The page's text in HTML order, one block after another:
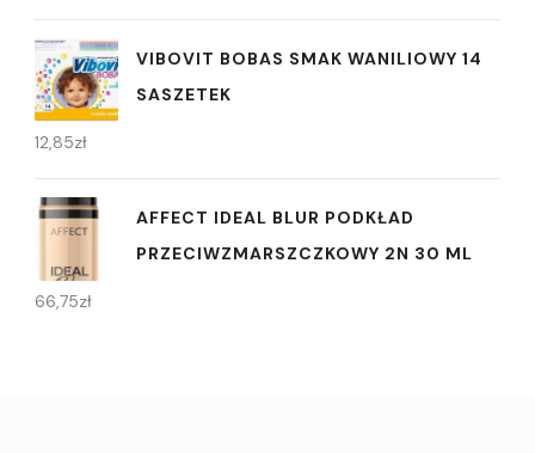
VIBOVIT BOBAS SMAK WANILIOWY 14
SASZETEK
12,85zł
AFFECT IDEAL BLUR PODKŁAD
PRZECIWZMARSZCZKOWY 2N 30 ML
66,75zł